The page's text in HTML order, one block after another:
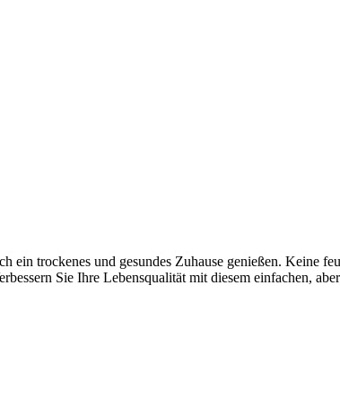
trockenes und gesundes Zuhause genießen. Keine
Sie Ihre Lebensqualität mit diesem einfachen,